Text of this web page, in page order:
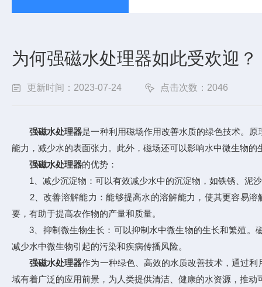
为何强磁水处理器如此受欢迎？
更新时间：2023-07-24 点击次数：2046
强磁水处理器是一种利用磁场作用改善水质的绿色技术。
能力，减少水的表面张力。此外，磁场还可以影响水中微生物
强磁水处理器的优势：
1、减少沉淀物：可以有效减少水中的沉淀物，如铁锈、泥沙
2、改善溶解能力：能够提高水的溶解能力，使其更容易溶
要，有助于提高农作物的产量和质量。
3、抑制微生物生长：可以抑制水中微生物的生长和繁殖。
减少水中微生物引起的污染和疾病传播风险。
强磁水处理器作为一种绿色、高效的水质改善技术，通过
域有着广泛的应用前景，为人类提供清洁、健康的水资源，推动